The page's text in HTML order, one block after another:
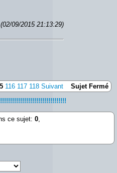
09/2015 21:13:29)
116 117 118 Suivant
Sujet Fermé
ce sujet: 0